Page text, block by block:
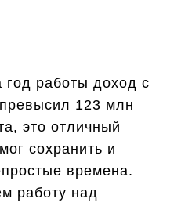
работы доход с
123 млн
это отличный
сохранить и
времена.
работу над